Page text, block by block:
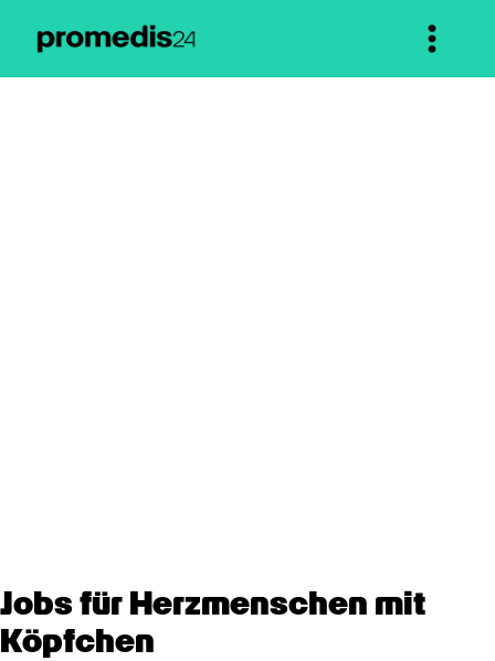
Jobs für Herzmenschen mit
Köpfchen